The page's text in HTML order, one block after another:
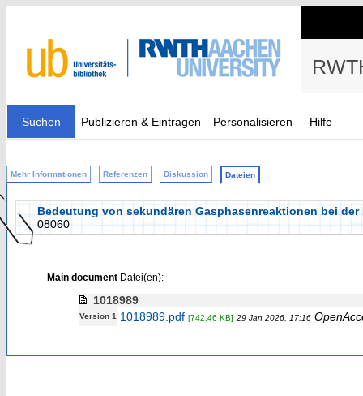
Suchen Publizieren & Eintragen Personalisieren Hilfe
Mehr Informationen Referenzen Diskussion Dateien
Bedeutung von sekundären Gasphasenreaktionen bei
08060
Main documentDatei(en):
1018989
Version 1 1018989.pdf [742.46 KB] 29 Jan 2026, 17:16